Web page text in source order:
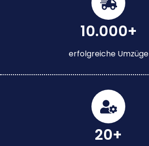
10.000+
erfolgreiche Umzüge
20+